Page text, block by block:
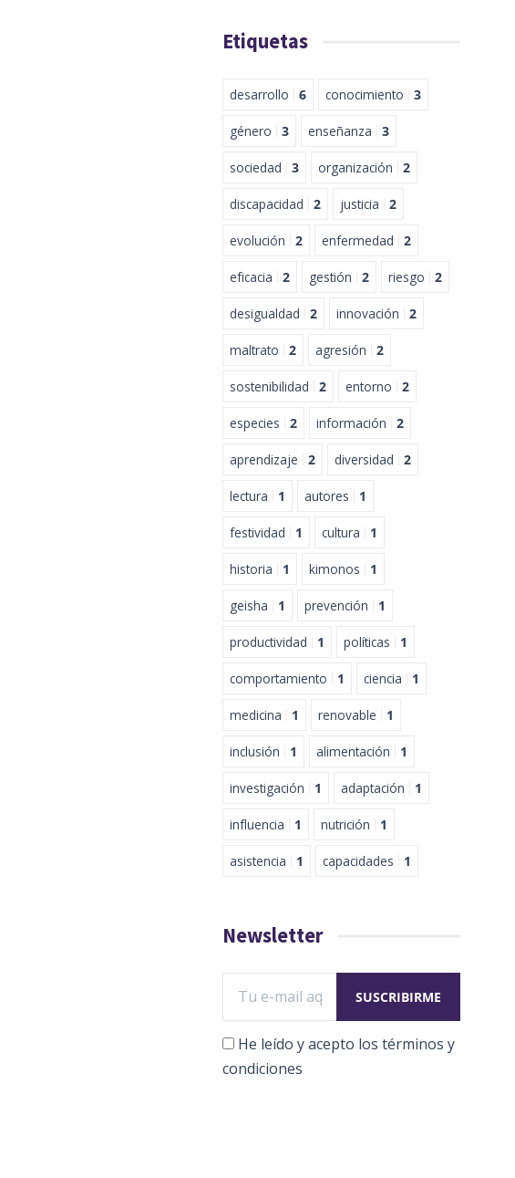
Etiquetas
desarrollo 6 conocimiento 3
género 3 enseñanza 3
sociedad 3 organización 2
discapacidad 2 justicia 2
evolución 2 enfermedad 2
eficacia 2 gestión 2 riesgo 2
desigualdad 2 innovación 2
maltrato 2 agresión 2
sostenibilidad 2 entorno 2
especies 2 información 2
aprendizaje 2 diversidad 2
lectura 1 autores 1
festividad 1 cultura 1
historia 1 kimonos 1
geisha 1 prevención 1
productividad 1 políticas 1
comportamiento 1 ciencia 1
medicina 1 renovable 1
inclusión 1 alimentación 1
investigación 1 adaptación 1
influencia 1 nutrición 1
asistencia 1 capacidades 1
Newsletter
He leído y acepto los términos y
condiciones